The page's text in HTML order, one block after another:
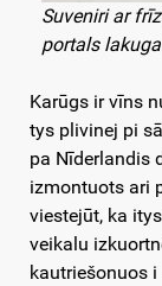
Suveniri ar
portals
Karūgs ir vīns
tys plivinej pi
pa Nīderlandis
izmontuots ari
viestejūt, ka
veikalu
kautriešonuos